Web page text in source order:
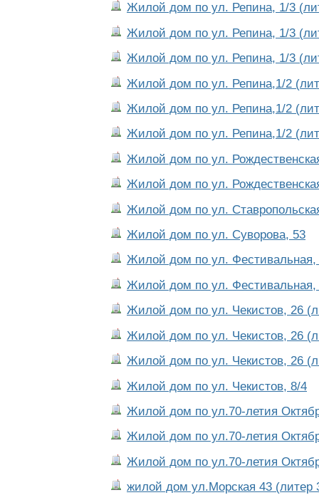
Жилой дом по ул. Репина, 1/3
Жилой дом по ул. Репина, 1/3
Жилой дом по ул. Репина, 1/3
Жилой дом по ул. Репина,1/2
Жилой дом по ул. Репина,1/2
Жилой дом по ул. Репина,1/2
Жилой дом по ул.
Жилой дом по ул.
Жилой дом по ул.
Жилой дом по ул. Суворова, 53
Жилой дом по ул. Фестивальная,
Жилой дом по ул. Фестивальная,
Жилой дом по ул. Чекистов, 26
Жилой дом по ул. Чекистов, 26
Жилой дом по ул. Чекистов, 26
Жилой дом по ул. Чекистов, 8/4
Жилой дом по ул.70-летия
Жилой дом по ул.70-летия
Жилой дом по ул.70-летия
жилой дом ул.Морская 43 (литер